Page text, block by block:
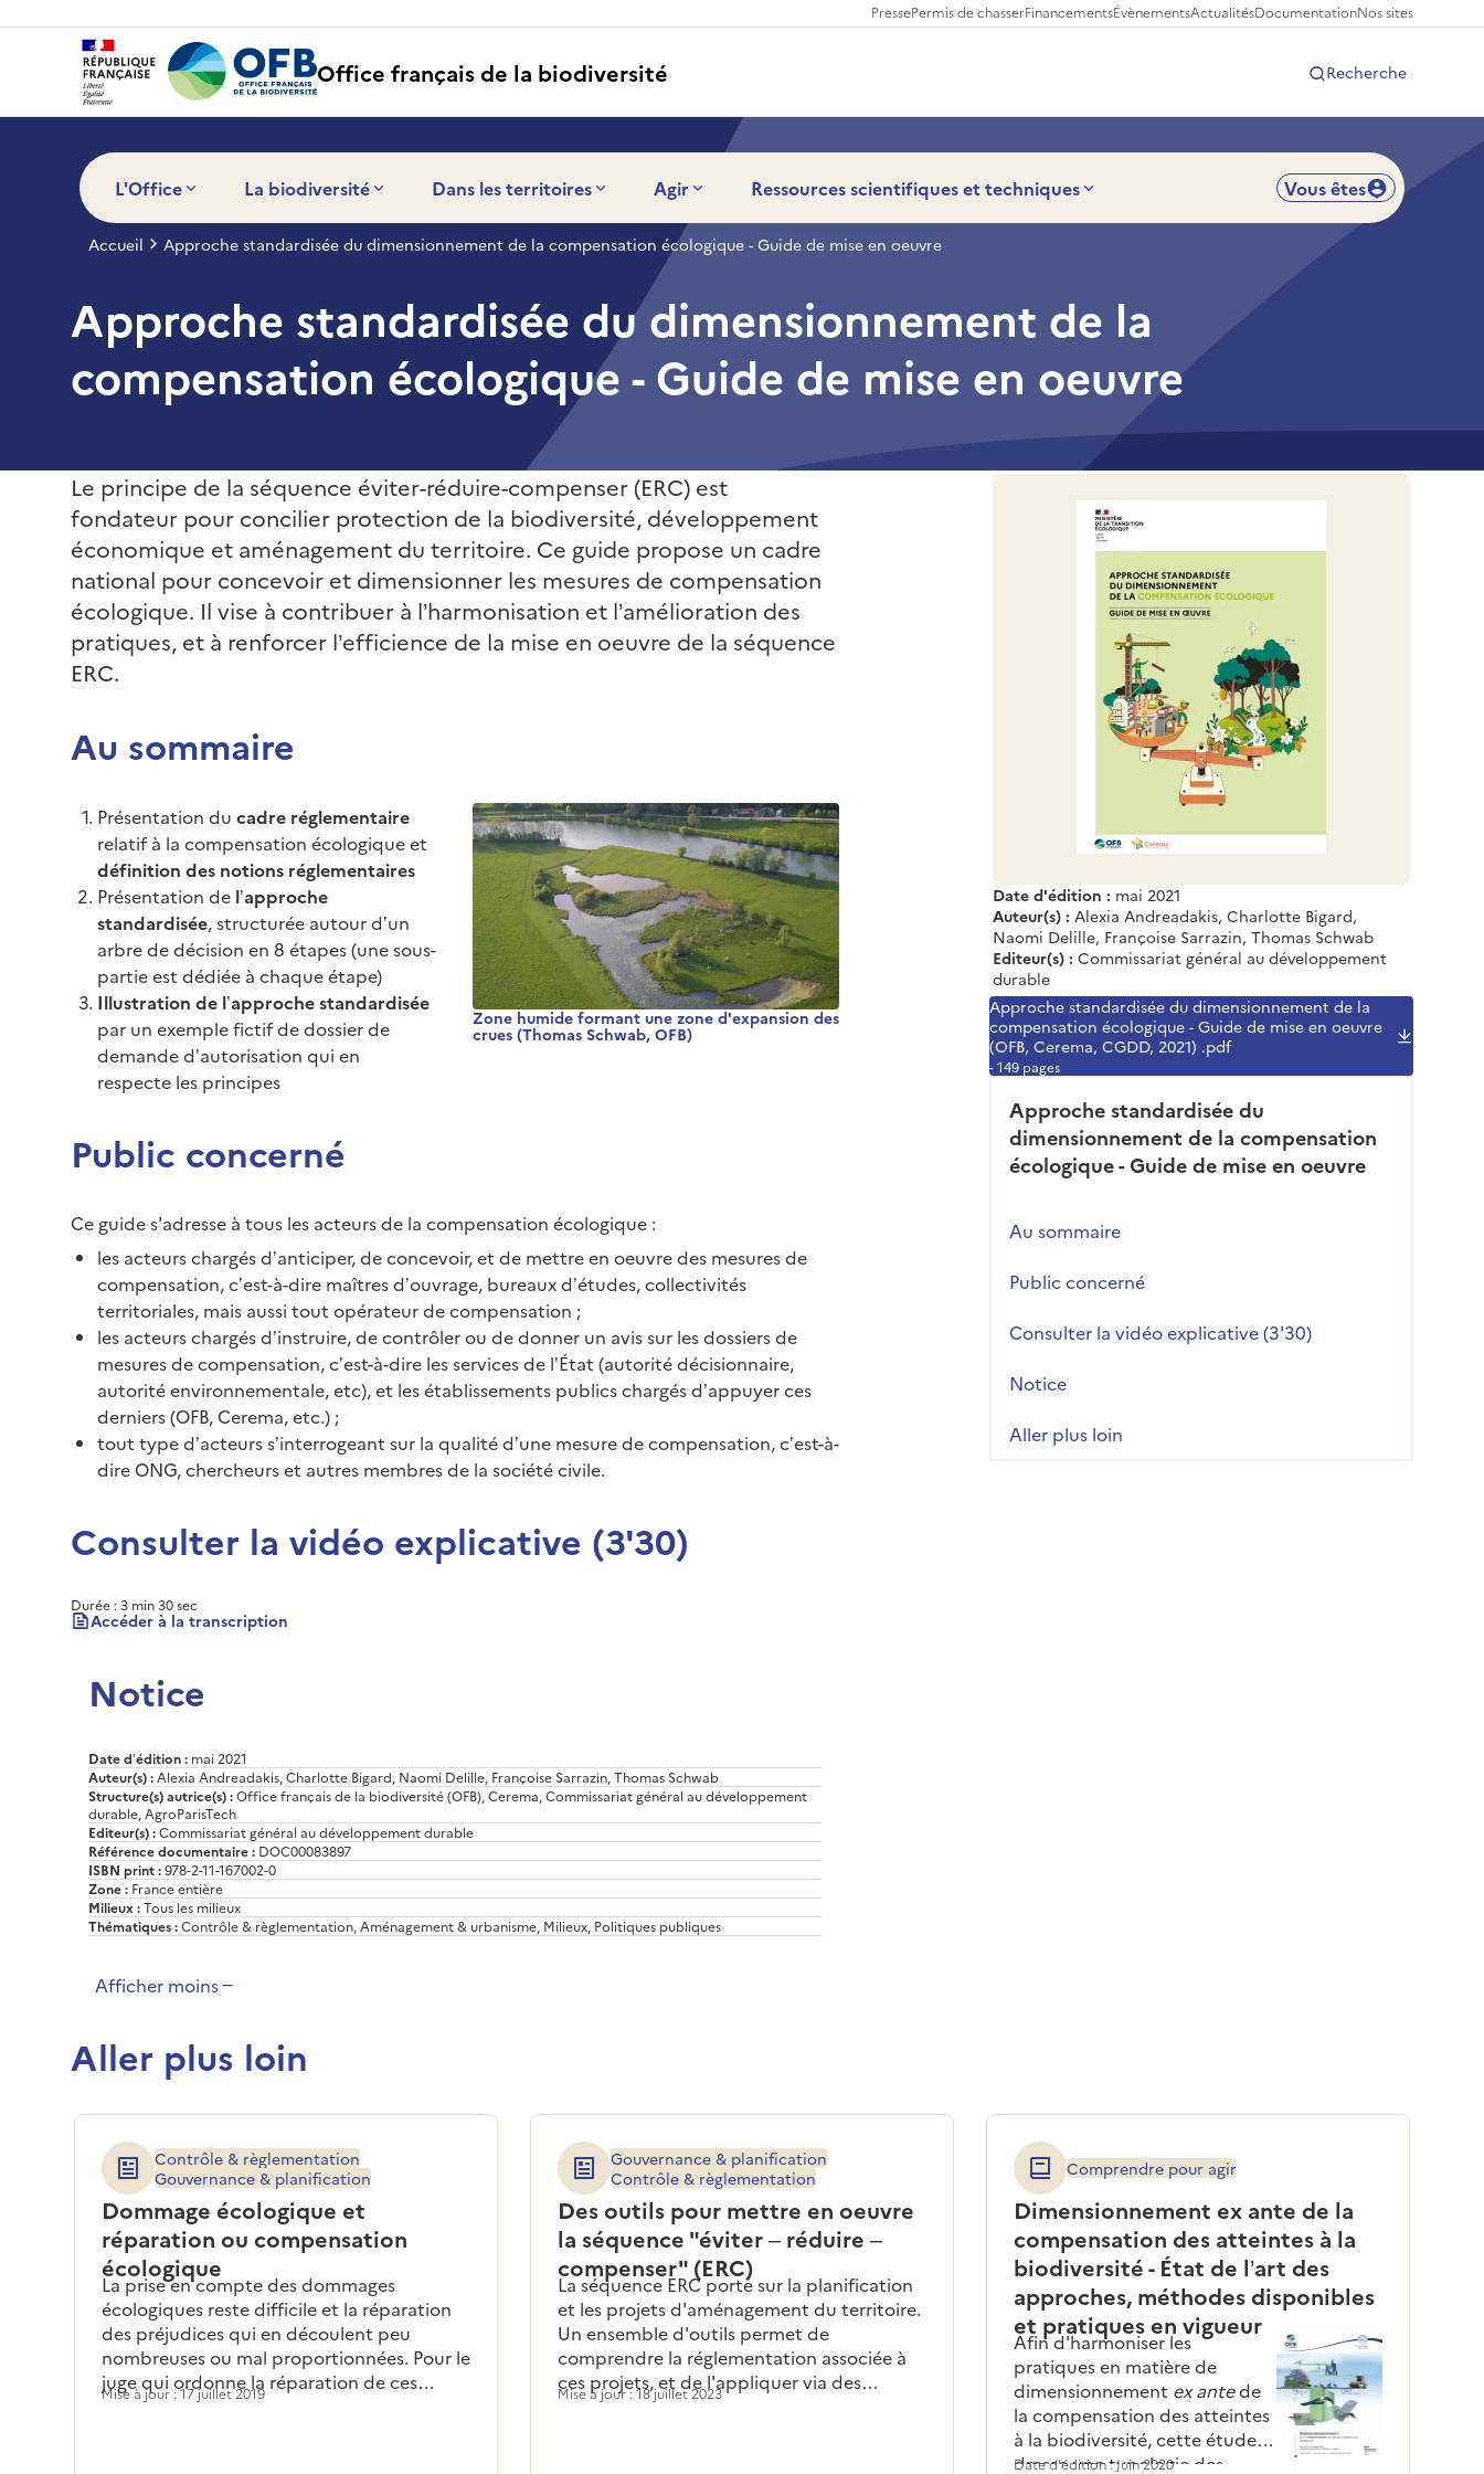
PressePermis de chasserFinancementsÉvènementsActualitésDocumentationNos sites
Office français de la biodiversité Recherche
L'Office La biodiversité Dans les territoires Agir Ressources scientifiques et techniques Vous êtes
Accueil Approche standardisée du dimensionnement de la compensation écologique - Guide de mise en oeuvre
Approche standardisée du dimensionnement de la
compensation écologique - Guide de mise en oeuvre
Le principe de la séquence éviter-réduire-compenser (ERC) est
fondateur pour concilier protection de la biodiversité, développement
économique et aménagement du territoire. Ce guide propose un cadre
national pour concevoir et dimensionner les mesures de compensation
écologique. Il vise à contribuer à l’harmonisation et l’amélioration des
pratiques, et à renforcer l’efficience de la mise en oeuvre de la séquence
ERC.
Date d'édition : mai 2021
Auteur(s) : Alexia Andreadakis, Charlotte Bigard,
Naomi Delille, Françoise Sarrazin, Thomas Schwab
Editeur(s) : Commissariat général au développement
durable
Approche standardisée du dimensionnement de la
compensation écologique - Guide de mise en oeuvre
(OFB, Cerema, CGDD, 2021) .pdf
- 149 pages
Approche standardisée du
dimensionnement de la compensation
écologique - Guide de mise en oeuvre
Au sommaire
Public concerné
Consulter la vidéo explicative (3'30)
Notice
Aller plus loin
Au sommaire
Présentation du cadre réglementaire
relatif à la compensation écologique et
définition des notions réglementaires
Présentation de l’approche
standardisée, structurée autour d’un
arbre de décision en 8 étapes (une sous-
partie est dédiée à chaque étape)
Illustration de l’approche standardisée
par un exemple fictif de dossier de
demande d’autorisation qui en
respecte les principes
Zone humide formant une zone d'expansion des
crues (Thomas Schwab, OFB)
Public concerné
Ce guide s'adresse à tous les acteurs de la compensation écologique :
les acteurs chargés d’anticiper, de concevoir, et de mettre en oeuvre des mesures de
compensation, c’est-à-dire maîtres d’ouvrage, bureaux d’études, collectivités
territoriales, mais aussi tout opérateur de compensation ;
les acteurs chargés d’instruire, de contrôler ou de donner un avis sur les dossiers de
mesures de compensation, c’est-à-dire les services de l’État (autorité décisionnaire,
autorité environnementale, etc), et les établissements publics chargés d’appuyer ces
derniers (OFB, Cerema, etc.) ;
tout type d’acteurs s’interrogeant sur la qualité d’une mesure de compensation, c’est-à-
dire ONG, chercheurs et autres membres de la société civile.
Consulter la vidéo explicative (3'30)
Durée : 3 min 30 sec
Accéder à la transcription
Vidéo YouTube [8 étapes clés pour compenser les impacts d’un projet d’aménagement sur la biodiversité]
Notice
Date d’édition : mai 2021
Auteur(s) :Alexia Andreadakis, Charlotte Bigard, Naomi Delille, Françoise Sarrazin, Thomas Schwab
Structure(s) autrice(s) :Office français de la biodiversité (OFB), Cerema, Commissariat général au développement
durable, AgroParisTech
Editeur(s) :Commissariat général au développement durable
Référence documentaire : DOC00083897
ISBN print :978-2-11-167002-0
Zone : France entière
Milieux :Tous les milieux
Thématiques :Contrôle & règlementation, Aménagement & urbanisme, Milieux, Politiques publiques
Afficher moins
Aller plus loin
Dommage écologique et
réparation ou compensation
écologique
Contrôle & règlementation
Gouvernance & planification
La prise en compte des dommages
écologiques reste difficile et la réparation
des préjudices qui en découlent peu
nombreuses ou mal proportionnées. Pour le
juge qui ordonne la réparation de ces
atteintes, la priorité est donc de
Mise à jour : 17 juillet 2019
Des outils pour mettre en oeuvre
la séquence "éviter – réduire –
compenser" (ERC)
Gouvernance & planification
Contrôle & règlementation
La séquence ERC porte sur la planification
et les projets d'aménagement du territoire.
Un ensemble d'outils permet de
comprendre la réglementation associée à
ces projets, et de l'appliquer via des
référentiels techniques et ouvrages
Mise à jour : 18 juillet 2023
Dimensionnement ex ante de la
compensation des atteintes à la
biodiversité - État de l’art des
approches, méthodes disponibles
et pratiques en vigueur
Comprendre pour agir
Afin d'harmoniser les
pratiques en matière de
dimensionnement ex antede
la compensation des atteintes
à la biodiversité, cette étude
dresse une typologie des
Date d'édition : Juin 2020